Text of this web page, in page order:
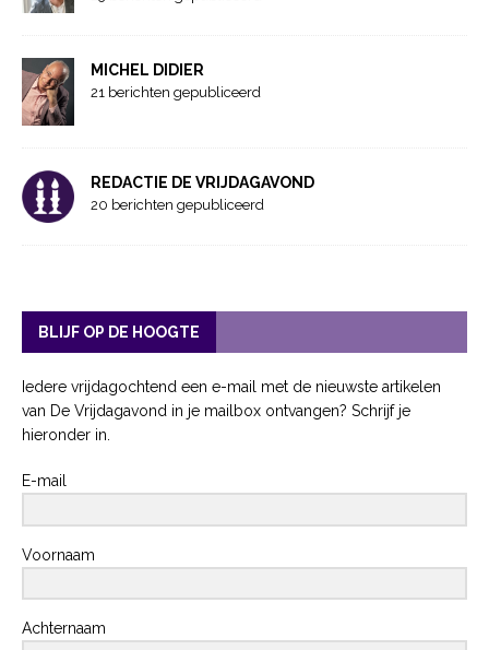
MICHEL DIDIER
21 berichten gepubliceerd
REDACTIE DE VRIJDAGAVOND
20 berichten gepubliceerd
BLIJF OP DE HOOGTE
Iedere vrijdagochtend een e-mail met de nieuwste artikelen
van De Vrijdagavond in je mailbox ontvangen? Schrijf je
hieronder in.
E-mail
Voornaam
Achternaam